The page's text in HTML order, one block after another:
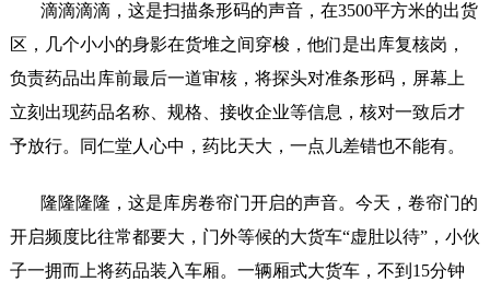
滴滴滴滴，这是扫描条形码的声音，在3500平方米的出货
区，几个小小的身影在货堆之间穿梭，他们是出库复核岗，
负责药品出库前最后一道审核，将探头对准条形码，屏幕上
立刻出现药品名称、规格、接收企业等信息，核对一致后才
予放行。同仁堂人心中，药比天大，一点儿差错也不能有。
隆隆隆隆，这是库房卷帘门开启的声音。今天，卷帘门的
开启频度比往常都要大，门外等候的大货车“虚肚以待”，小伙
子一拥而上将药品装入车厢。一辆厢式大货车，不到15分钟